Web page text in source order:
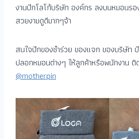
งานปักโลโก้บริษัท องค์กร ลงบนหมอนรอ
สวยงามดูดีมากๆจ้า
สนใจปักของชำร่วย ของแจก ของบริษัท
ปลอกหมอนต่างๆ ให้ลูกค้าหรือพนักงาน ติ
@motherpin